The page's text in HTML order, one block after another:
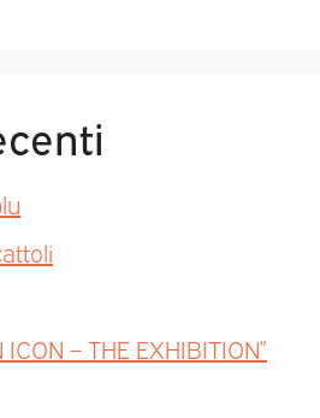
– THE EXHIBITION”